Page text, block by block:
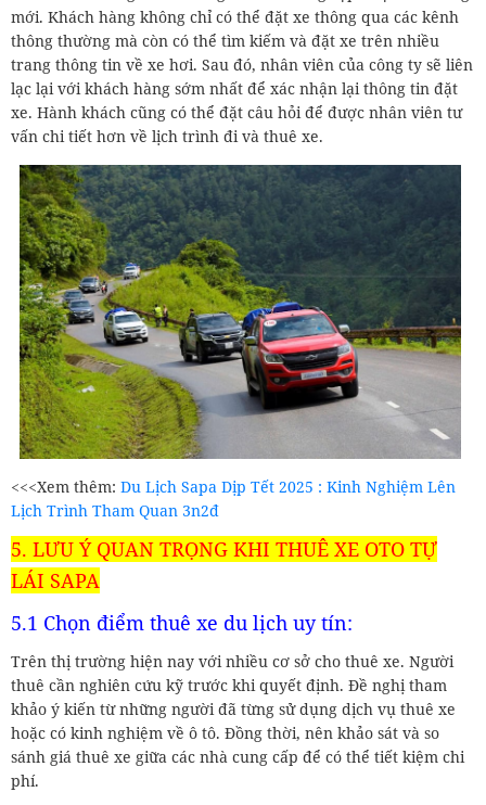
mới. Khách hàng không chỉ có thể đặt xe thông qua các kênh
thông thường mà còn có thể tìm kiếm và đặt xe trên nhiều
trang thông tin về xe hơi. Sau đó, nhân viên của công ty sẽ liên
lạc lại với khách hàng sớm nhất để xác nhận lại thông tin đặt
xe. Hành khách cũng có thể đặt câu hỏi để được nhân viên tư
vấn chi tiết hơn về lịch trình đi và thuê xe.
<<<Xem thêm: Du Lịch Sapa Dịp Tết 2025 : Kinh Nghiệm Lên
Lịch Trình Tham Quan 3n2đ
5. LƯU Ý QUAN TRỌNG KHI THUÊ XE OTO TỰ
LÁI SAPA
5.1 Chọn điểm thuê xe du lịch uy tín:
Trên thị trường hiện nay với nhiều cơ sở cho thuê xe. Người
thuê cần nghiên cứu kỹ trước khi quyết định. Đề nghị tham
khảo ý kiến từ những người đã từng sử dụng dịch vụ thuê xe
hoặc có kinh nghiệm về ô tô. Đồng thời, nên khảo sát và so
sánh giá thuê xe giữa các nhà cung cấp để có thể tiết kiệm chi
phí.